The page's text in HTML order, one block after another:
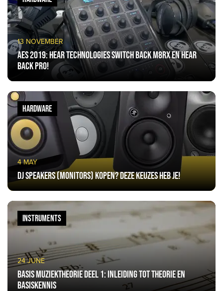
13 NOVEMBER
AES 2019: Hear Technologies Switch Back M8RX en Hear
Back Pro!
4 MAY
DJ speakers (monitors) kopen? Deze keuzes heb je!
HARDWARE
24 JUNE
Basis muziektheorie deel 1: Inleiding tot theorie en
basiskennis
INSTRUMENTS